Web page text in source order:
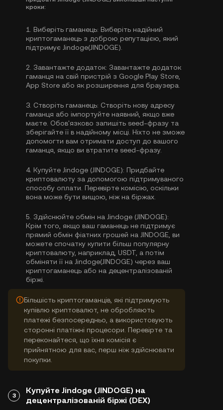
кроки:
1. Виберіть гаманець: Виберіть надійний
криптогаманець з доброю репутацією, який
підтримує Jindoge(JINDOGE).
2. Завантажте додаток: Завантажте додаток
гаманця на свій пристрій з Google Play Store,
App Store або як розширення для браузера.
3. Створіть гаманець: Створіть нову адресу
гаманця або імпортуйте наявний, якщо вже
маєте. Обов'язково запишіть seed-фразу та
зберігайте її в надійному місці. Ніхто не зможе
допомогти вам отримати доступ до вашого
гаманця, якщо ви втратите seed-фразу.
4. Купуйте Jindoge (JINDOGE): Придбайте
криптовалюту за допомогою підтримуваного
способу оплати. Перевірте комісію, оскільки
вона може бути вищою, ніж на біржах.
5. Здійснюйте обмін на Jindoge (JINDOGE):
Крім того, якщо ваш гаманець не підтримує
прямий обмін фіатних грошей на JINDOGE, ви
можете спочатку купити більш популярну
криптовалюту, наприклад, USDT, а потім
обміняти її на Jindoge(JINDOGE) через ваш
криптогаманець або на децентралізованій
біржі.
Більшість криптогаманців, які підтримують
купівлю криптовалют, не обробляють
платежі безпосередньо, а використовують
сторонні платіжні процесори. Перевірте та
переконайтеся, що їхня комісія є
прийнятною для вас, перш ніж здійснювати
покупки.
3
Купуйте Jindoge (JINDOGE) на
децентралізованій біржі (DEX)